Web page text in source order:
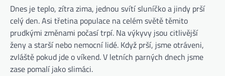
Dnes je teplo, zítra zima, jednou svítí sluníčko a jindy prší
celý den. Asi třetina populace na celém světě těmito
prudkými změnami počasí trpí. Na výkyvy jsou citlivější
ženy a starší nebo nemocní lidé. Když prší, jsme otráveni,
zvláště pokud jde o víkend. V letních parných dnech jsme
zase pomalí jako slimáci.